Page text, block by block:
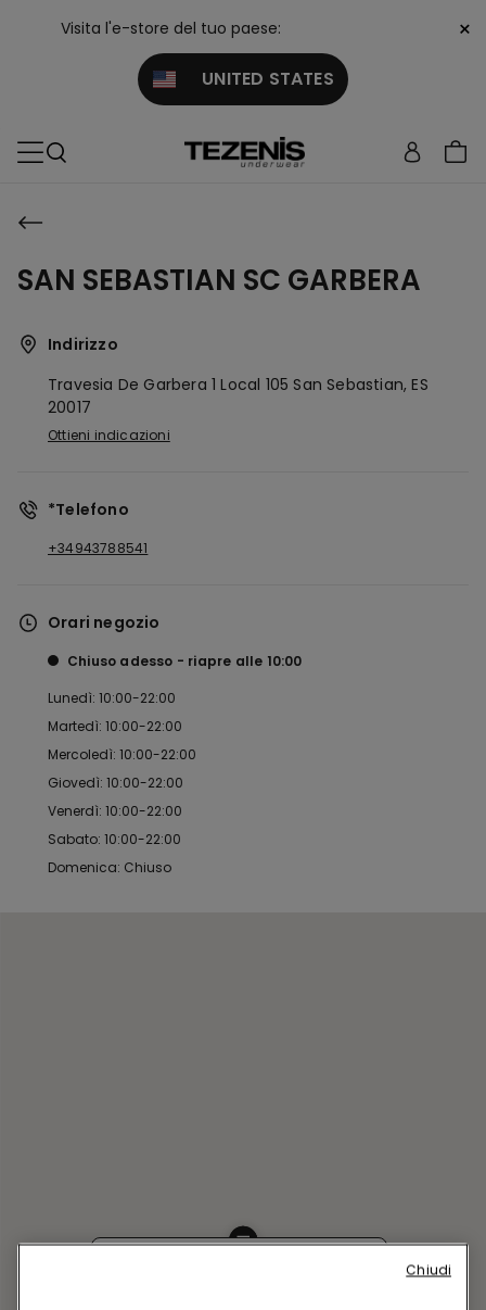
Visita l'e-store del tuo paese:
UNITED STATES
×
SAN SEBASTIAN SC GARBERA
Indirizzo
Travesia De Garbera 1 Local 105 San Sebastian, ES
20017
Ottieni indicazioni
*Telefono
+34943788541
Orari negozio
Chiuso adesso riapre alle 10:00
Lunedì: 10:00-22:00
Martedì: 10:00-22:00
Mercoledì: 10:00-22:00
Giovedì: 10:00-22:00
Venerdì: 10:00-22:00
Sabato: 10:00-22:00
Domenica: Chiuso
Chiudi